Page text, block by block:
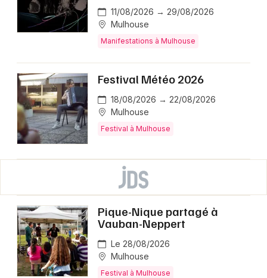
11/08/2026 → 29/08/2026
Mulhouse
Manifestations à Mulhouse
Festival Météo 2026
18/08/2026 → 22/08/2026
Mulhouse
Festival à Mulhouse
Pique-Nique partagé à
Vauban-Neppert
Le 28/08/2026
Mulhouse
Festival à Mulhouse